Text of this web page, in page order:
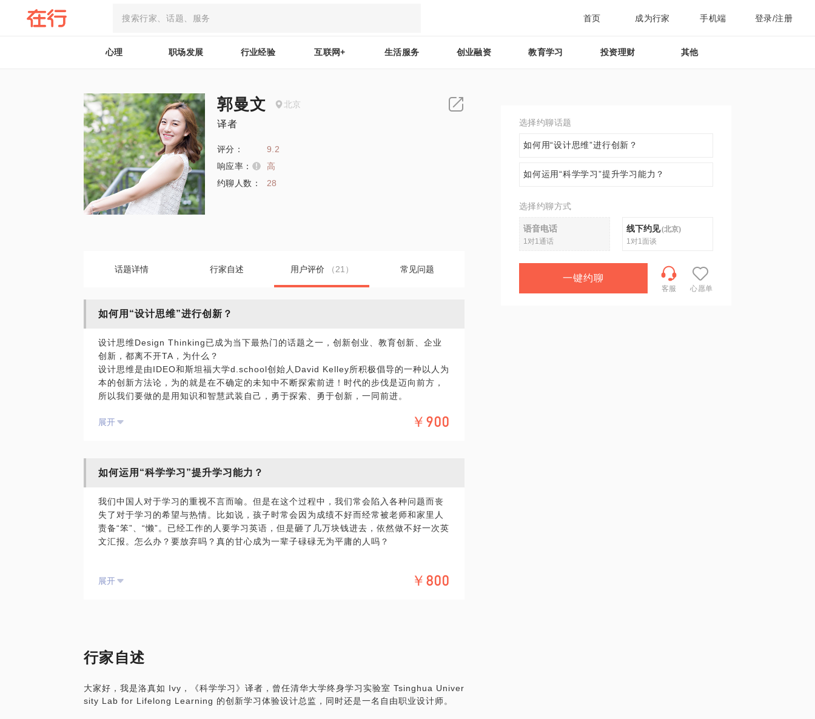
首页 成为行家 手机端 登录/注册
心理 职场发展 行业经验 互联网+ 生活服务 创业融资 教育学习 投资理财 其他
郭曼文 北京
译者
评分：
9.2
响应率：
高
约聊人数：
28
话题详情 行家自述 用户评价 （21） 常见问题
如何用“设计思维”进行创新？
设计思维Design Thinking已成为当下最热门的话题之一，创新创业、教育创新、企业
创新，都离不开TA，为什么？
设计思维是由IDEO和斯坦福大学d.school创始人David Kelley所积极倡导的一种以人为
本的创新方法论，为的就是在不确定的未知中不断探索前进！时代的步伐是迈向前方，
所以我们要做的是用知识和智慧武装自己，勇于探索、勇于创新，一同前进。
对设计思维整体不了解，认为设计思维是万能的，或者不知道如何应用于本土环境；
帮助你了解最正宗的Stanford University d.school设计思维，启用正确的打开方式；
提供、实施设计思维Talk, 工作坊Workshop。
PS. 在选择与我见面前，请把你的问题更具体化。毕竟一小时的谈话只能解决一个小问
题。请把你的问题提前发给我，方便我做更精确的准备，提升见面效率。期待与你的见
面。
展开 ￥900
如何运用“科学学习”提升学习能力？
我们中国人对于学习的重视不言而喻。但是在这个过程中，我们常会陷入各种问题而丧
失了对于学习的希望与热情。比如说，孩子时常会因为成绩不好而经常被老师和家里人
责备“笨”、“懒”。已经工作的人要学习英语，但是砸了几万块钱进去，依然做不好一次英
文汇报。怎么办？要放弃吗？真的甘心成为一辈子碌碌无为平庸的人吗？
的学，但是对于学习是什么可能完全一无所知。所以，一旦做到学而有法，我相信每一
个人都能找到自己攀登的捷径，笨和懒都会变成过去式。
大部分的人其实生来都是差不多的，那么为什么出路会截然不同？排除运气出身的成
分，能够在自己手心中掌握的就是方法，用了正确的方法就走在了一条光明大道上，而
展开 ￥800
行家自述
大家好，我是洛真如 Ivy，《科学学习》译者，曾任清华大学终身学习实验室 Tsinghua Univer
sity Lab for Lifelong Learning 的创新学习体验设计总监，同时还是一名自由职业设计师。
选择约聊话题
如何用“设计思维”进行创新？
如何运用“科学学习”提升学习能力？
选择约聊方式
语音电话
1对1通话
线下约见(北京)
1对1面谈
一键约聊
客服 心愿单